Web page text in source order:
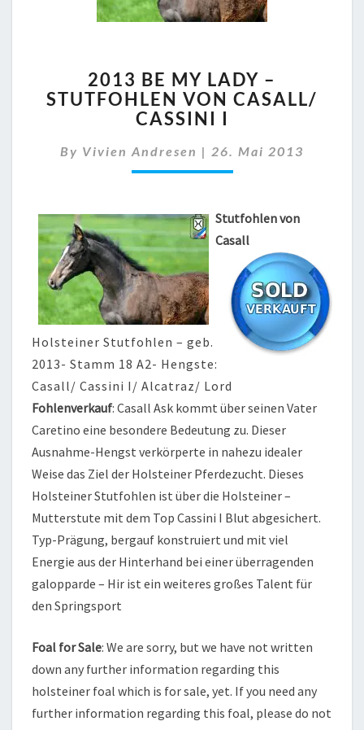
BE
MY
LADY
STUTFOHLEN
VON
I
2013 BE MY LADY –
STUTFOHLEN VON CASALL/
CASSINI I
By Vivien Andresen | 26. Mai 2013
Stutfohlen von
Casall
Holsteiner Stutfohlen – geb.
2013- Stamm 18 A2- Hengste:
Casall/ Cassini I/ Alcatraz/ Lord
Fohlenverkauf: Casall Ask kommt über seinen Vater
Caretino eine besondere Bedeutung zu. Dieser
Ausnahme-Hengst verkörperte in nahezu idealer
Weise das Ziel der Holsteiner Pferdezucht. Dieses
Holsteiner Stutfohlen ist über die Holsteiner –
Mutterstute mit dem Top Cassini I Blut abgesichert.
Typ-Prägung, bergauf konstruiert und mit viel
Energie aus der Hinterhand bei einer überragenden
galopparde – Hir ist ein weiteres großes Talent für
den Springsport
Foal for Sale: We are sorry, but we have not written
down any further information regarding this
holsteiner foal which is for sale, yet. If you need any
further information regarding this foal, please do not